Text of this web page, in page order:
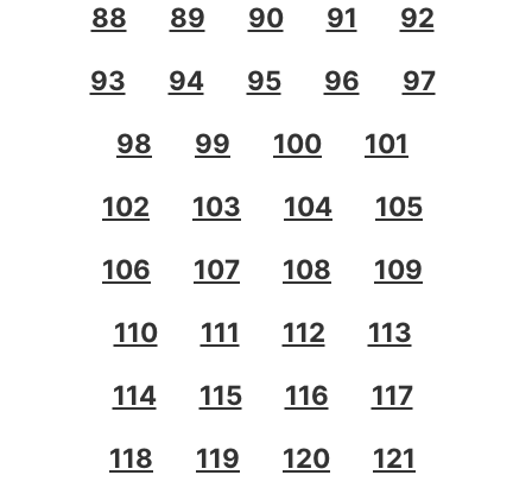
88
89 90 91
92
93
94 95 96
97
98
99 100
101
102
103 104
105
106
107 108
109
110
111 112
113
114
115 116
117
118
119 120
121